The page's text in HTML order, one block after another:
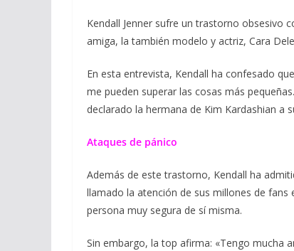
Kendall Jenner sufre un trastorno obsesivo
amiga, la también modelo y actriz, Cara
En esta entrevista, Kendall ha confesado
me pueden superar las cosas más
declarado la hermana de Kim Kardashian a
Ataques de pánico
Además de este trastorno, Kendall ha
llamado la atención de sus millones de fans
persona muy segura de sí misma.
Sin embargo, la top afirma: «Tengo mucha